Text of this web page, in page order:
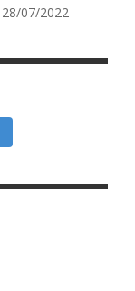
28/07/2022